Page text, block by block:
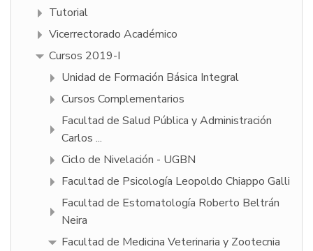
Tutorial
Vicerrectorado Académico
Cursos 2019-I
Unidad de Formación Básica Integral
Cursos Complementarios
Facultad de Salud Pública y Administración
Carlos ...
Ciclo de Nivelación - UGBN
Facultad de Psicologí­a Leopoldo Chiappo Galli
Facultad de Estomatología Roberto Beltrán
Neira
Facultad de Medicina Veterinaria y Zootecnia